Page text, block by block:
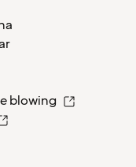
blowing